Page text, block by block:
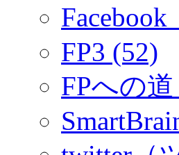
FP3 (52)
FPへの